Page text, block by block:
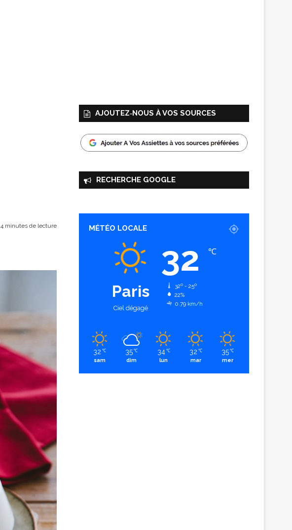
4 minutes de lecture
AJOUTEZ‑NOUS À VOS SOURCES
RECHERCHE GOOGLE
MÉTÉO LOCALE
Paris
Ciel dégagé
32 ℃
32º - 25º
22%
0.79 km/h
32 ℃
sam
35 ℃
dim
34 ℃
lun
32 ℃
mar
35 ℃
mer